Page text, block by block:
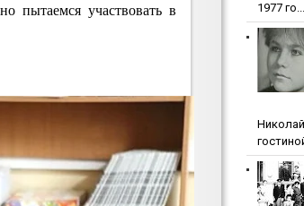
пытаемся участвовать в
1977 го...